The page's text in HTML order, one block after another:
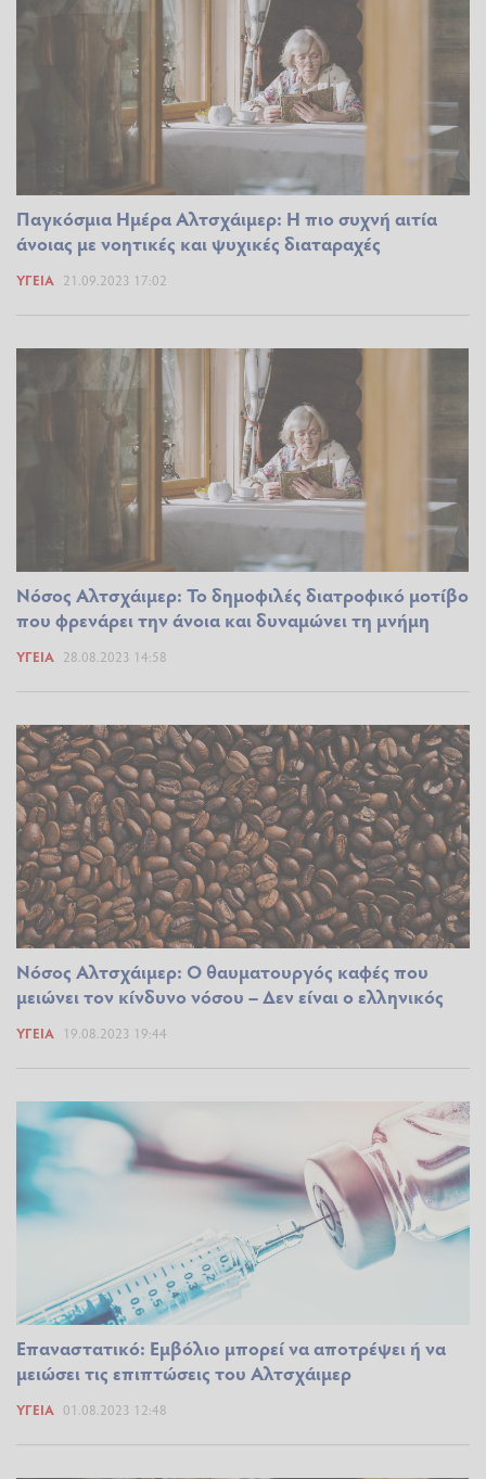
Παγκόσμια Ημέρα Αλτσχάιμερ: Η πιο συχνή αιτία
άνοιας με νοητικές και ψυχικές διαταραχές
ΥΓΕΊΑ 21.09.2023 17:02
Νόσος Αλτσχάιμερ: Το δημοφιλές διατροφικό μοτίβο
που φρενάρει την άνοια και δυναμώνει τη μνήμη
ΥΓΕΊΑ 28.08.2023 14:58
Νόσος Αλτσχάιμερ: Ο θαυματουργός καφές που
μειώνει τον κίνδυνο νόσου – Δεν είναι ο ελληνικός
ΥΓΕΊΑ 19.08.2023 19:44
Επαναστατικό: Εμβόλιο μπορεί να αποτρέψει ή να
μειώσει τις επιπτώσεις του Αλτσχάιμερ
ΥΓΕΊΑ 01.08.2023 12:48